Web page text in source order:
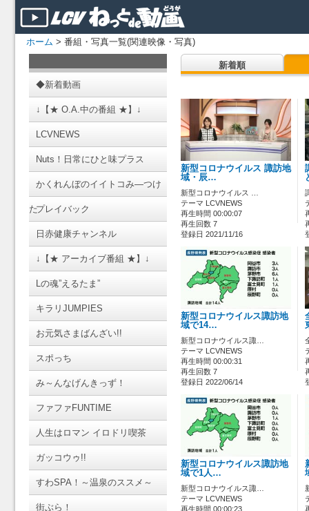
ホーム > 番組・写真一覧(関連映像・写真)
◆新着動画
↓【★ O.A.中の番組 ★】↓
LCVNEWS
Nuts！日常にひと味プラス
かくれんぼのイイトコみ―つけ
たプレイバック
日赤健康チャンネル
↓【★ アーカイブ番組 ★】↓
Lの魂”えるたま”
キラリJUMPIES
お元気さまばんざい!!
スポっち
み～んなげんきっず！
ファファFUNTIME
人生はロマン イロドリ喫茶
ガッコウゥ!!
すわSPA！～温泉のススメ～
街ぶら！
新着順
新型コロナウイルス 諏訪地
域・辰…
新型コロナウイルス …
テーマ LCVNEWS
再生時間 00:00:07
再生回数 7
登録日 2021/11/16
新型コロナウイルス諏訪地
域で14…
新型コロナウイルス諏…
テーマ LCVNEWS
再生時間 00:00:31
再生回数 7
登録日 2022/06/14
新型コロナウイルス諏訪地
域で1人…
新型コロナウイルス諏…
テーマ LCVNEWS
再生時間 00:00:23